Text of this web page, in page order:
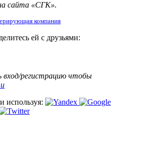
сайта «СГК».
компания
ей с друзьями:
регистрацию чтобы
используя: